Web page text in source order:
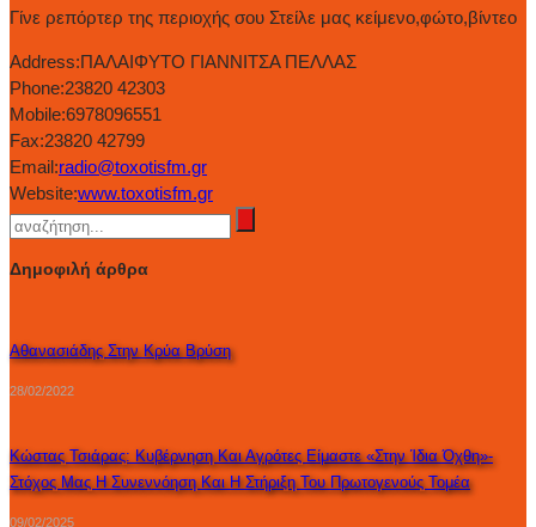
Γίνε ρεπόρτερ της περιοχής σου Στείλε μας κείμενο,φώτο,βίντεο
Address:ΠΑΛΑΙΦΥΤΟ ΓΙΑΝΝΙΤΣΑ ΠΕΛΛΑΣ
Phone:23820 42303
Mobile:6978096551
Fax:23820 42799
Email:radio@toxotisfm.gr
Website:www.toxotisfm.gr
Δημοφιλή άρθρα
Αθανασιάδης Στην Κρύα Βρύση
28/02/2022
Κώστας Τσιάρας: Κυβέρνηση Και Αγρότες Είμαστε «στην Ίδια Όχθη»-
Στόχος Μας Η Συνεννόηση Και Η Στήριξη Του Πρωτογενούς Τομέα
09/02/2025